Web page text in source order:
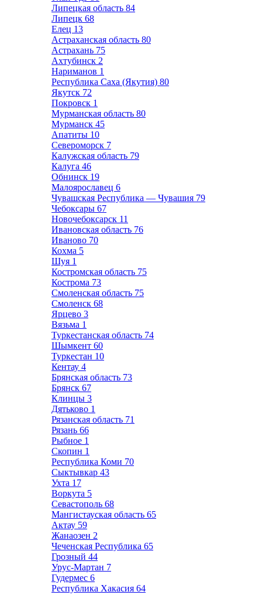
Липецкая область 84
Липецк 68
Елец 13
Астраханская область 80
Астрахань 75
Ахтубинск 2
Нариманов 1
Республика Саха (Якутия) 80
Якутск 72
Покровск 1
Мурманская область 80
Мурманск 45
Апатиты 10
Североморск 7
Калужская область 79
Калуга 46
Обнинск 19
Малоярославец 6
Чувашская Республика — Чувашия 79
Чебоксары 67
Новочебоксарск 11
Ивановская область 76
Иваново 70
Кохма 5
Шуя 1
Костромская область 75
Кострома 73
Смоленская область 75
Смоленск 68
Ярцево 3
Вязьма 1
Туркестанская область 74
Шымкент 60
Туркестан 10
Кентау 4
Брянская область 73
Брянск 67
Клинцы 3
Дятьково 1
Рязанская область 71
Рязань 66
Рыбное 1
Скопин 1
Республика Коми 70
Сыктывкар 43
Ухта 17
Воркута 5
Севастополь 68
Мангистауская область 65
Актау 59
Жанаозен 2
Чеченская Республика 65
Грозный 44
Урус-Мартан 7
Гудермес 6
Республика Хакасия 64